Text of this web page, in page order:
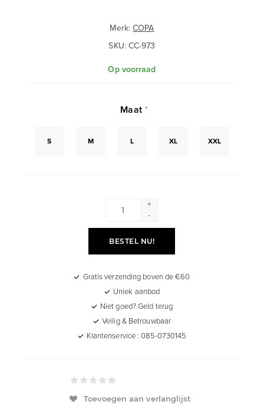
Merk:COPA
SKU:CC-973
Op voorraad
Maat*
S M L XL XXL
+
-
BESTEL NU!
Gratis verzending boven de €60
Uniek aanbod
Niet goed? Geld terug
Veilig & Betrouwbaar
Klantenservice : 085-0730145
Toevoegen aan verlanglijst